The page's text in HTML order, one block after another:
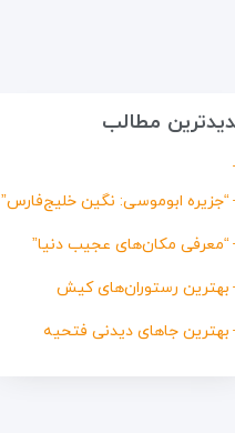
مطالب
“جزیره ابوموسی: نگین خلیج‌فارس”
“معرفی مکان‌های عجیب دنیا”
بهترین رستوران‌های کیش
بهترین جاهای دیدنی فتحیه